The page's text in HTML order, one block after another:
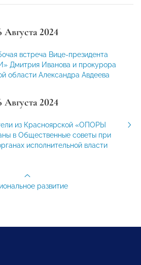
Августа 2024
встреча Вице-президента
Иванова и прокурора
области Александра Авдеева
Августа 2024
из Красноярской «ОПОРЫ
в Общественные советы при
исполнительной власти
развитие